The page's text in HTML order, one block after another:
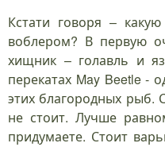
Кстати говоря –
воблером? В первую
хищник – голавль и
перекатах May Beetle -
этих благородных рыб.
не стоит. Лучше
придумаете. Стоит